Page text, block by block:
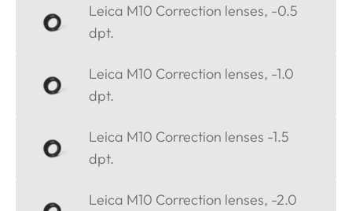
Leica M10 Correction lenses, -0.5
dpt.
Leica M10 Correction lenses, -1.0
dpt.
Leica M10 Correction lenses -1.5
dpt.
Leica M10 Correction lenses, -2.0